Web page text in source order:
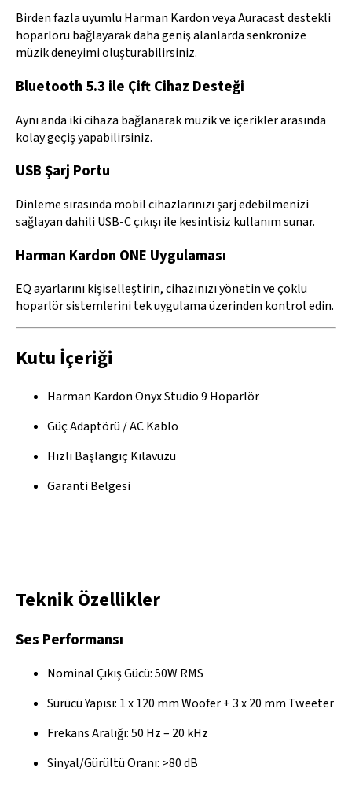
Birden fazla uyumlu Harman Kardon veya Auracast destekli
hoparlörü bağlayarak daha geniş alanlarda senkronize
müzik deneyimi oluşturabilirsiniz.
Bluetooth 5.3 ile Çift Cihaz Desteği
Aynı anda iki cihaza bağlanarak müzik ve içerikler arasında
kolay geçiş yapabilirsiniz.
USB Şarj Portu
Dinleme sırasında mobil cihazlarınızı şarj edebilmenizi
sağlayan dahili USB-C çıkışı ile kesintisiz kullanım sunar.
Harman Kardon ONE Uygulaması
EQ ayarlarını kişiselleştirin, cihazınızı yönetin ve çoklu
hoparlör sistemlerini tek uygulama üzerinden kontrol edin.
Kutu İçeriği
Harman Kardon Onyx Studio 9 Hoparlör
Güç Adaptörü / AC Kablo
Hızlı Başlangıç Kılavuzu
Garanti Belgesi
Teknik Özellikler
Ses Performansı
Nominal Çıkış Gücü: 50W RMS
Sürücü Yapısı: 1 x 120 mm Woofer + 3 x 20 mm Tweeter
Frekans Aralığı: 50 Hz – 20 kHz
Sinyal/Gürültü Oranı: >80 dB